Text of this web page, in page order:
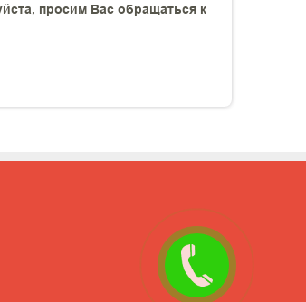
просим Вас обращаться к